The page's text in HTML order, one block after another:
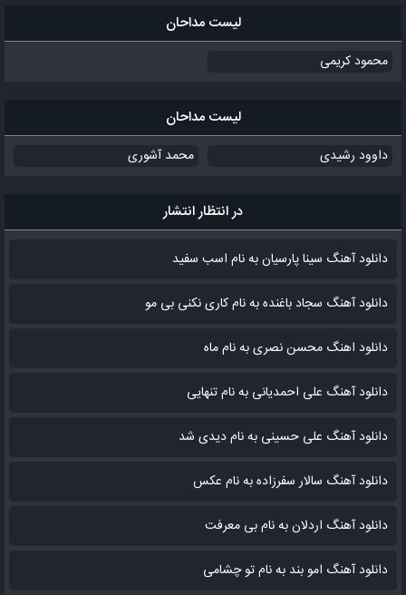
لیست مداحان
محمود کریمی
لیست مداحان
داوود رشیدی محمد آشوری
در انتظار انتشار
دانلود آهنگ سینا پارسیان به نام اسب سفید
دانلود آهنگ سجاد باغنده به نام کاری نکنی بی مو
دانلود اهنگ محسن نصری به نام‌ ماه
دانلود آهنگ علی احمدیانی به نام تنهایی
دانلود آهنگ علی حسینی به نام دیدی شد
دانلود آهنگ سالار سفرزاده به نام عکس
دانلود آهنگ اردلان به نام بی معرفت
دانلود آهنگ امو بند به نام تو چشامی